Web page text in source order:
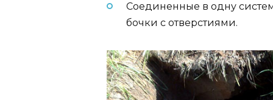
Соединенные в одну
бочки с отверстиями.